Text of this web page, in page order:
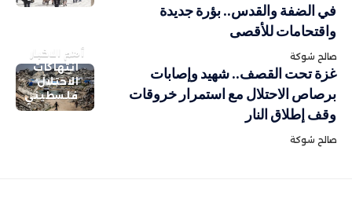
في الضفة والقدس.. بؤرة جديدة
واقتحامات للأقصى
صالح شوكة
أهم الاخبار
انتهاكات
الاحتلال
فلسطيني
غزة تحت القصف.. شهيد وإصابات
برصاص الاحتلال مع استمرار خروقات
وقف إطلاق النار
صالح شوكة